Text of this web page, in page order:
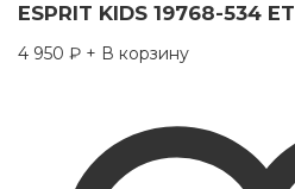
ESPRIT KIDS 19768-534 ET
4 950 ₽ + В корзину